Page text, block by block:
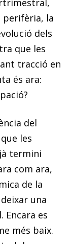
perifèria, la
dels
que les
tracció en
és ara:
del
les
termini
com ara,
de la
una
Encara es
més baix.